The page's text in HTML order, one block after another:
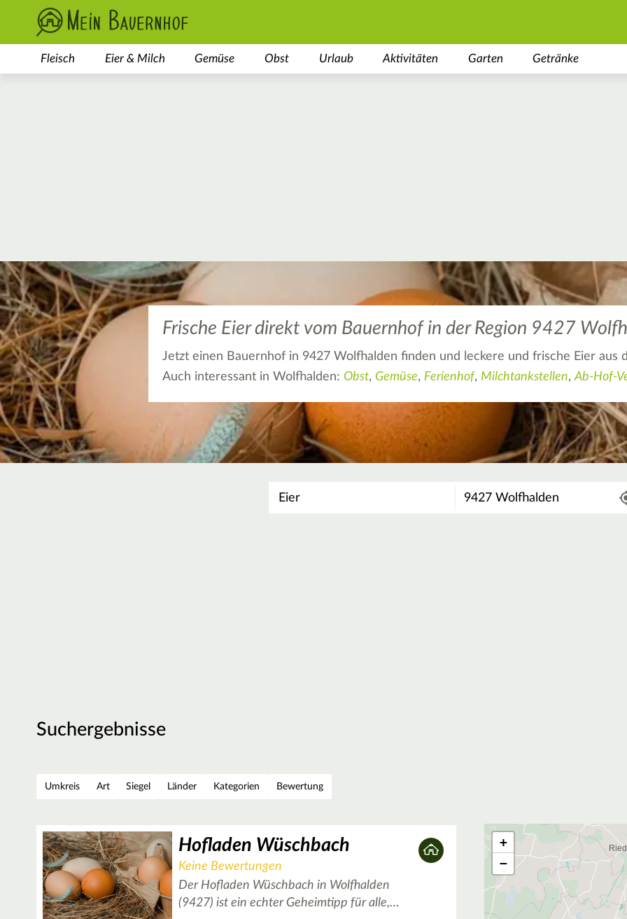
Fleisch Eier & Milch Gemüse Obst Urlaub Aktivitäten Garten Getränke
Frische Eier direkt vom Bauernhof in der Region 9427
Jetzt einen Bauernhof in 9427 Wolfhalden finden und leckere und frische Eier aus
Auch interessant in Wolfhalden: Obst, Gemüse, Ferienhof, Milchtankstellen,Ab-Hof-
Suchergebnisse
Umkreis Art Siegel Länder Kategorien Bewertung
Hofladen Wüschbach
Keine Bewertungen
Der Hofladen Wüschbach in Wolfhalden
(9427) ist ein echter Geheimtipp für alle,…
4
+
−